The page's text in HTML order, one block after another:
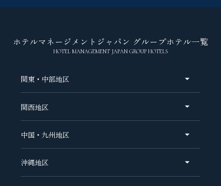
ホテルマネージメントジャパン グループホテル一覧
HOTEL MANAGEMENT JAPAN GROUP HOTELS
関東・中部地区
オリエンタルホテル 東京ベイ
ホテル オリエンタル エクスプレス 銀座ウエスト
ハイアット リージェンシー 東京
関西地区
神戸メリケンパークオリエンタル ホテル
なんばオリエンタルホテル
オリエンタルホテル ユニバーサル・シティ
中国・九州地区
オリエンタルホテル広島
沖縄地区